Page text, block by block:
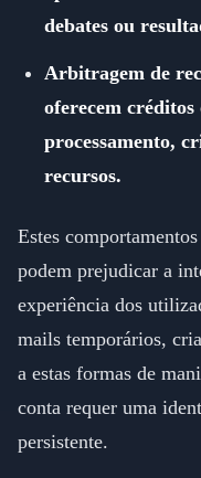
debates ou
Arbitragem de
oferecem créditos
processamento,
recursos.
Estes
podem prejudicar a
experiência dos
mails temporários,
a estas formas de
conta requer uma
persistente.